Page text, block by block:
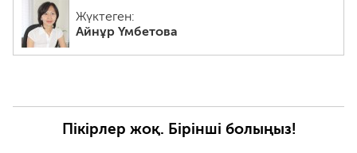
Жүктеген:
Айнұр Үмбетова
Пікірлер жоқ. Бірінші болыңыз!